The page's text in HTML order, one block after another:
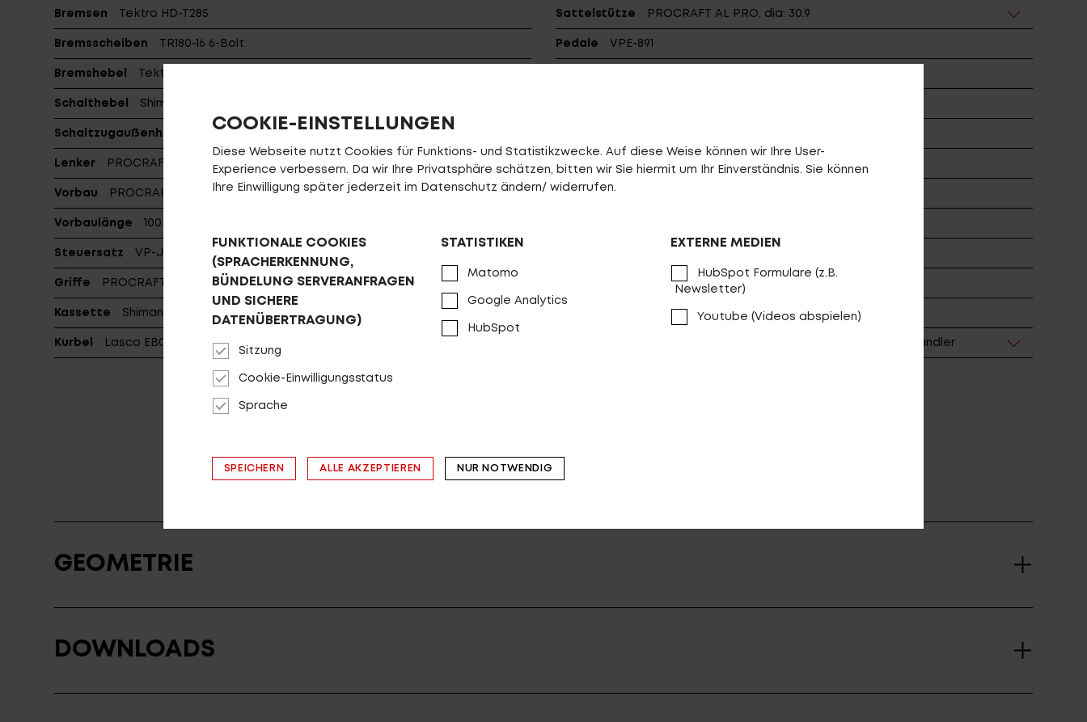
Bremsen Tektro HD-T285
Bremsscheiben TR180-16 6-Bolt
Bremshebel Tektro HD-T285
Schalthebel Shimano Alfine-8
Schaltzugaußenhülle
Lenker PROCRAFT CITY COMP
Vorbau PROCRAFT AL ADJUSTABLE PRO, dia: 31.8
Vorbaulänge 100L
Steuersatz VP-J203PES
Griffe PROCRAFT ERGO Clamp AL
Kassette Shimano 19T
Kurbel Lasco EB05 Gen3, 42T
Sattelstütze PROCRAFT AL PRO, dia: 30.9
Pedale VPE-891
Parkstütze PROCRAFT Stylo 40
Scheinwerfer
max. Gesamtgewicht 150 kg
24.7 kg
Informieren Sie sich bei Ihrem CENTURION-Fachhändler
GEOMETRIE
DOWNLOADS
COOKIE-EINSTELLUNGEN
Diese Webseite nutzt Cookies für Funktions- und Statistikzwecke. Auf diese Weise können wir Ihre User-
Experience verbessern. Da wir Ihre Privatsphäre schätzen, bitten wir Sie hiermit um Ihr Einverständnis. Sie können
Ihre Einwilligung später jederzeit im Datenschutz ändern/ widerrufen.
FUNKTIONALE COOKIES
(SPRACHERKENNUNG,
BÜNDELUNG SERVERANFRAGEN
UND SICHERE
DATENÜBERTRAGUNG)
Sitzung
Cookie-Einwilligungsstatus
Sprache
STATISTIKEN
Matomo
Google Analytics
HubSpot
EXTERNE MEDIEN
HubSpot Formulare (z.B.
Newsletter)
Youtube (Videos abspielen)
SPEICHERN ALLE AKZEPTIEREN NUR NOTWENDIG